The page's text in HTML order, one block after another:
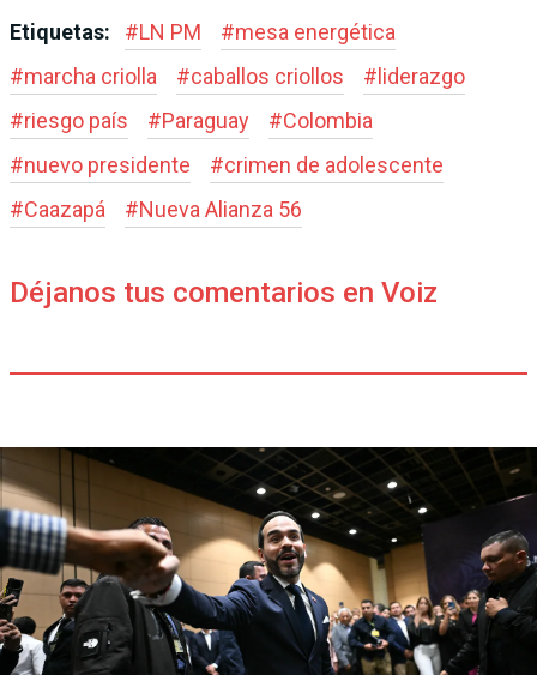
Etiquetas: #LN PM #mesa energética
#marcha criolla #caballos criollos # liderazgo
#riesgo país #Paraguay #Colombia
#nuevo presidente #crimen de adolescente
#Caazapá #Nueva Alianza 56
Déjanos tus comentarios en Voiz